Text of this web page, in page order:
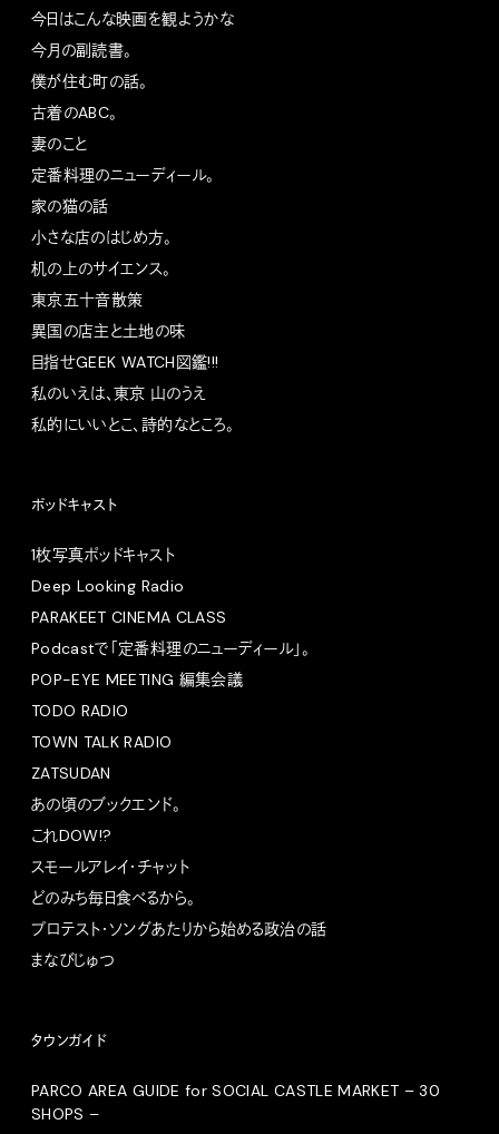
今日はこんな映画を観ようかな
今月の副読書。
僕が住む町の話。
古着のABC。
妻のこと
定番料理のニューディール。
家の猫の話
小さな店のはじめ方。
机の上のサイエンス。
東京五十音散策
異国の店主と土地の味
目指せGEEK WATCH図鑑!!!
私のいえは、東京 山のうえ
私的にいいとこ、詩的なところ。
ポッドキャスト
1枚写真ポッドキャスト
Deep Looking Radio
PARAKEET CINEMA CLASS
Podcastで「定番料理のニューディール」。
POP-EYE MEETING 編集会議
TODO RADIO
TOWN TALK RADIO
ZATSUDAN
あの頃のブックエンド。
これDOW!?
スモールアレイ・チャット
どのみち毎日食べるから。
プロテスト・ソングあたりから始める政治の話
まなびじゅつ
タウンガイド
PARCO AREA GUIDE for SOCIAL CASTLE MARKET – 30
SHOPS –